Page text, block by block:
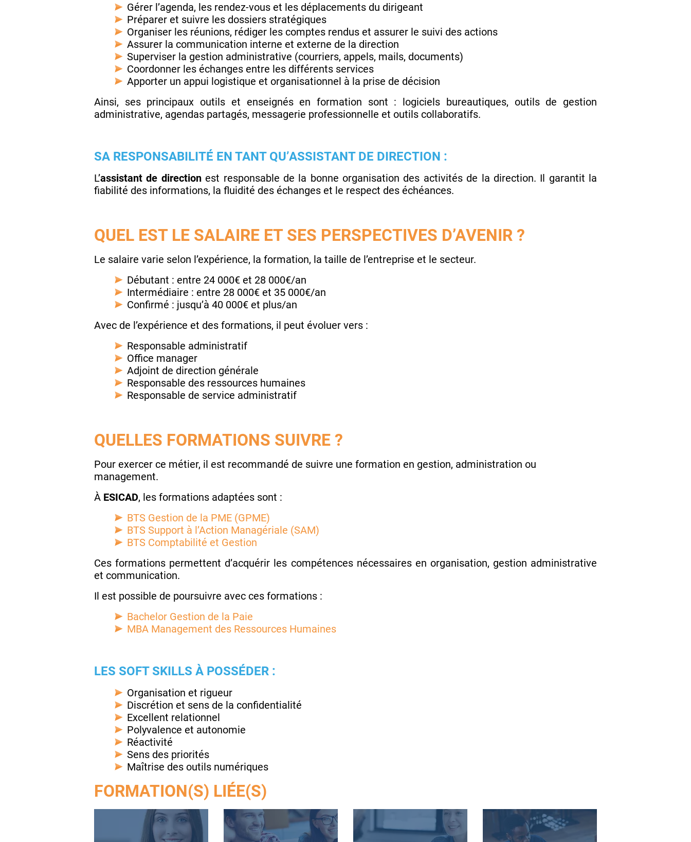
Gérer l’agenda, les rendez-vous et les déplacements du dirigeant
Préparer et suivre les dossiers stratégiques
Organiser les réunions, rédiger les comptes rendus et assurer le suivi des actions
Assurer la communication interne et externe de la direction
Superviser la gestion administrative (courriers, appels, mails, documents)
Coordonner les échanges entre les différents services
Apporter un appui logistique et organisationnel à la prise de décision
Ainsi, ses principaux outils et enseignés en formation sont : logiciels bureautiques, outils de gestion
administrative, agendas partagés, messagerie professionnelle et outils collaboratifs.
SA RESPONSABILITÉ EN TANT QU’ASSISTANT DE DIRECTION :
L’assistant de directionest responsable de la bonne organisation des activités de la direction. Il garantit la
fiabilité des informations, la fluidité des échanges et le respect des échéances.
QUEL EST LE SALAIRE ET SES PERSPECTIVES D’AVENIR ?
Le salaire varie selon l’expérience, la formation, la taille de l’entreprise et le secteur.
Débutant : entre 24 000€ et 28 000€/an
Intermédiaire : entre 28 000€ et 35 000€/an
Confirmé : jusqu’à 40 000€ et plus/an
Avec de l’expérience et des formations, il peut évoluer vers :
Responsable administratif
Office manager
Adjoint de direction générale
Responsable des ressources humaines
Responsable de service administratif
QUELLES FORMATIONS SUIVRE ?
Pour exercer ce métier, il est recommandé de suivre une formation en gestion, administration ou
management.
À ESICAD, les formations adaptées sont :
BTS Gestion de la PME (GPME)
BTS Support à l’Action Managériale (SAM)
BTS Comptabilité et Gestion
Ces formations permettent d’acquérir les compétences nécessaires en organisation, gestion administrative
et communication.
Il est possible de poursuivre avec ces formations :
Bachelor Gestion de la Paie
MBA Management des Ressources Humaines
LES SOFT SKILLS À POSSÉDER :
Organisation et rigueur
Discrétion et sens de la confidentialité
Excellent relationnel
Polyvalence et autonomie
Réactivité
Sens des priorités
Maîtrise des outils numériques
FORMATION(S) LIÉE(S)